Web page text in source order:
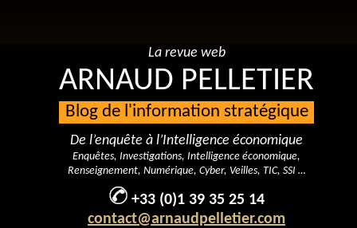
La revue web
ARNAUD PELLETIER
Blog de l'information stratégique
De l’enquête à l’Intelligence économique
Enquêtes, Investigations, Intelligence économique,
Renseignement, Numérique, Cyber, Veilles, TIC, SSI …
+33 (0)1 39 35 25 14
contact@arnaudpelletier.com